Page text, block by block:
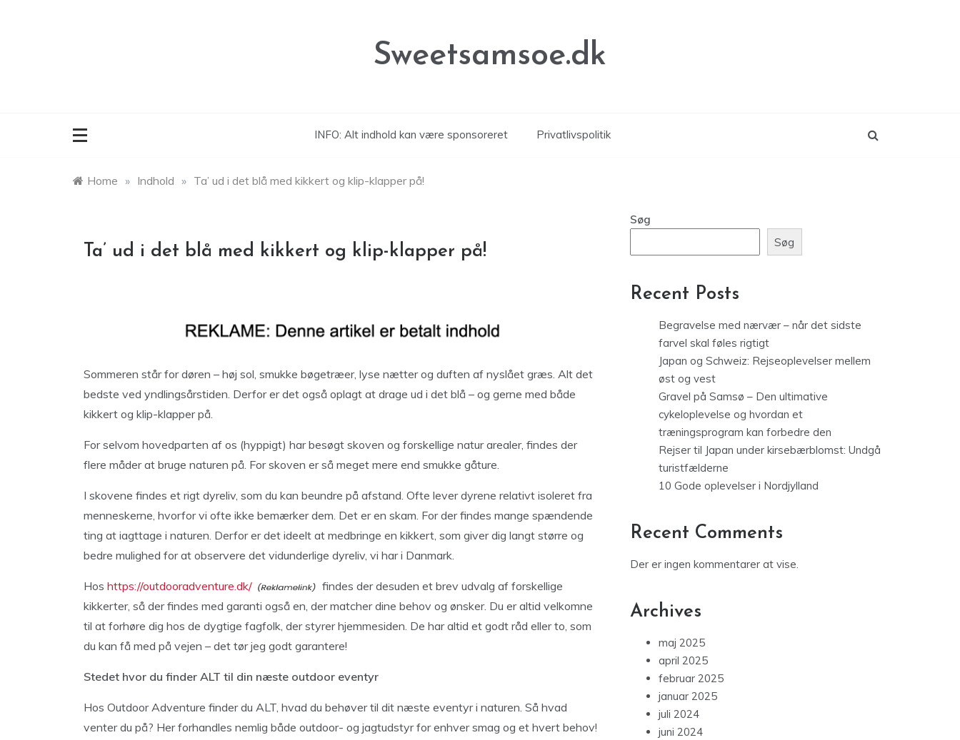
Sweetsamsoe.dk
INFO: Alt indhold kan være sponsoreret Privatlivspolitik
Home » Indhold » Ta’ ud i det blå med kikkert og klip-klapper på!
Ta’ ud i det blå med kikkert og klip-klapper på!
Sommeren står for døren – høj sol, smukke bøgetræer, lyse nætter og duften af nyslået græs. Alt det
bedste ved yndlingsårstiden. Derfor er det også oplagt at drage ud i det blå – og gerne med både
kikkert og klip-klapper på.
For selvom hovedparten af os (hyppigt) har besøgt skoven og forskellige natur arealer, findes der
flere måder at bruge naturen på. For skoven er så meget mere end smukke gåture.
I skovene findes et rigt dyreliv, som du kan beundre på afstand. Ofte lever dyrene relativt isoleret fra
menneskerne, hvorfor vi ofte ikke bemærker dem. Det er en skam. For der findes mange spændende
ting at iagttage i naturen. Derfor er det ideelt at medbringe en kikkert, som giver dig langt større og
bedre mulighed for at observere det vidunderlige dyreliv, vi har i Danmark.
Hos https://outdooradventure.dk/
findes der desuden et brev udvalg af forskellige
kikkerter, så der findes med garanti også en, der matcher dine behov og ønsker. Du er altid velkomne
til at forhøre dig hos de dygtige fagfolk, der styrer hjemmesiden. De har altid et godt råd eller to, som
du kan få med på vejen – det tør jeg godt garantere!
Stedet hvor du finder ALT til din næste outdoor eventyr
Hos Outdoor Adventure finder du ALT, hvad du behøver til dit næste eventyr i naturen. Så hvad
venter du på? Her forhandles nemlig både outdoor- og jagtudstyr for enhver smag og et hvert behov!
Søg
Søg
Recent Posts
Begravelse med nærvær – når det sidste
farvel skal føles rigtigt
Japan og Schweiz: Rejseoplevelser mellem
øst og vest
Gravel på Samsø – Den ultimative
cykeloplevelse og hvordan et
træningsprogram kan forbedre den
Rejser til Japan under kirsebærblomst: Undgå
turistfælderne
10 Gode oplevelser i Nordjylland
Recent Comments
Der er ingen kommentarer at vise.
Archives
maj 2025
april 2025
februar 2025
januar 2025
juli 2024
juni 2024